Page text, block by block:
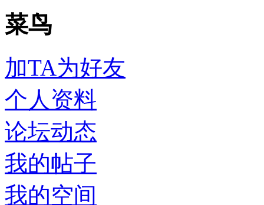
菜鸟
加TA为好友
个人资料
论坛动态
我的帖子
我的空间